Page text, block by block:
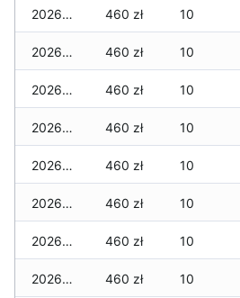
2026-02-10 460 zł 10
2026-02-09 460 zł 10
2026-02-08 460 zł 10
2026-02-07 460 zł 10
2026-02-06 460 zł 10
2026-02-05 460 zł 10
2026-02-04 460 zł 10
2026-02-03 460 zł 10